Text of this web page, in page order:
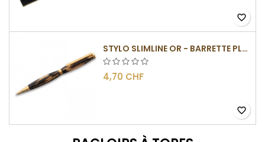
favorite_border
STYLO SLIMLINE OR - BARRETTE PLATE
4,70 CHF
favorite_border